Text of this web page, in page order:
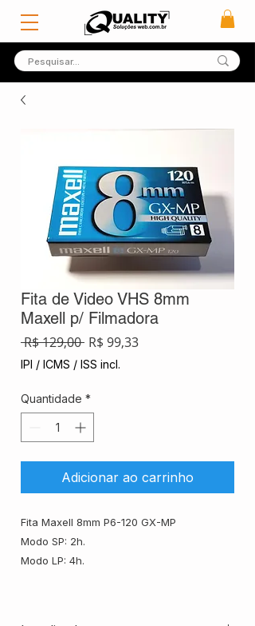
Fita de Video VHS 8mm
Maxell p/ Filmadora
R$ 129,00 Preço
normal
R$ 99,33Preço
IPI / ICMS / ISS incl.
Quantidade *
Adicionar ao carrinho
Fita Maxell 8mm P6-120 GX-MP
Modo SP: 2h.
Modo LP: 4h.